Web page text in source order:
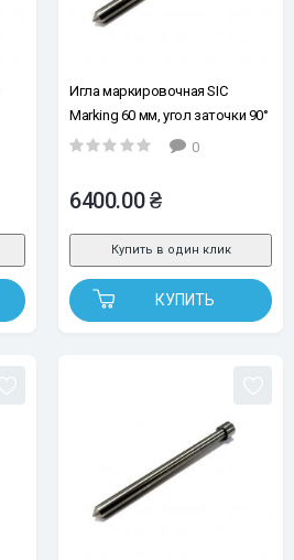
Игла маркировочная SIC
Marking 60 мм, угол заточки 90°
0
6400.00 ₴
КУПИТЬ
Купить в один клик